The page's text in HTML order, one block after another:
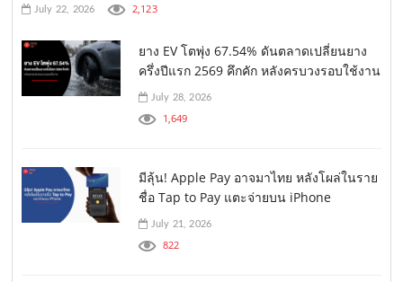
July 22, 2026 2,123
ยาง EV โตพุ่ง 67.54% ดันตลาดเปลี่ยนยาง
ครึ่งปีแรก 2569 คึกคัก หลังครบวงรอบใช้งาน
July 28, 2026
1,649
มีลุ้น! Apple Pay อาจมาไทย หลังโผล่ในราย
ชื่อ Tap to Pay แตะจ่ายบน iPhone
July 21, 2026
822